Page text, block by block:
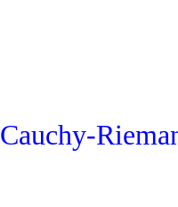
Cauchy-